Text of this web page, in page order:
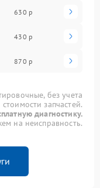
630 р
430 р
870 р
без учета
стоимости запчастей.
диагностику.
на неисправность.